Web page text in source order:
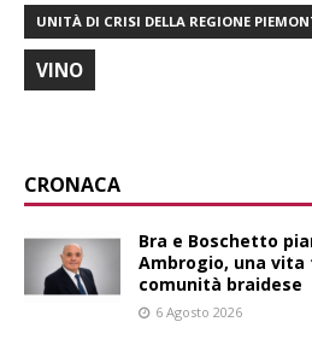
UNITÀ DI CRISI DELLA REGIONE
VINO
CRONACA
Bra e Boschetto
Ambrogio, una
comunità braidese
6 Agosto 2026